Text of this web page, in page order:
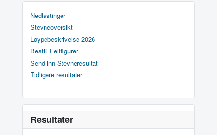
Nedlastinger
Stevneoversikt
Løypebeskrivelse 2026
Bestill Feltfigurer
Send inn Stevneresultat
Tidligere resultater
Resultater